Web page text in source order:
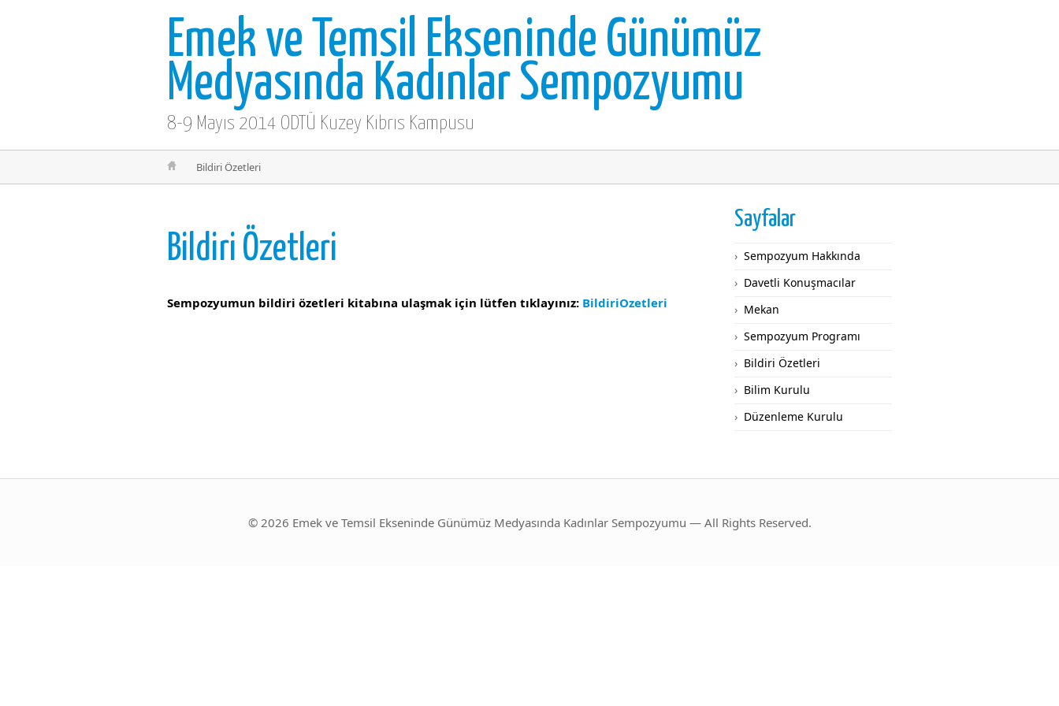
Emek ve Temsil Ekseninde Günümüz
Medyasında Kadınlar Sempozyumu
8-9 Mayıs 2014 ODTÜ Kuzey Kıbrıs Kampusu
Bildiri Özetleri
Bildiri Özetleri
Sempozyumun bildiri özetleri kitabına ulaşmak için lütfen tıklayınız: BildiriOzetleri
Sayfalar
Sempozyum Hakkında
Davetli Konuşmacılar
Mekan
Sempozyum Programı
Bildiri Özetleri
Bilim Kurulu
Düzenleme Kurulu
© 2026 Emek ve Temsil Ekseninde Günümüz Medyasında Kadınlar Sempozyumu — All Rights Reserved.